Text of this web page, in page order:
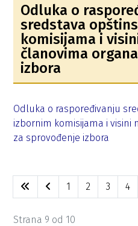
Odluka o
sredstava
komisijama i
članovima
izbora
Odluka o raspoređivanju
izbornim komisijama i visini
za sprovođenje izbora
1 2 3 4
Strana 9 od 10